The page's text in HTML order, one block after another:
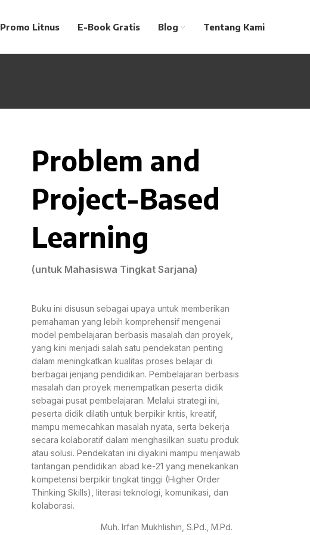
Promo Litnus E-Book Gratis Blog Tentang Kami
Problem and
Project-Based
Learning
(untuk Mahasiswa Tingkat Sarjana)
Buku ini disusun sebagai upaya untuk memberikan
pemahaman yang lebih komprehensif mengenai
model pembelajaran berbasis masalah dan proyek,
yang kini menjadi salah satu pendekatan penting
dalam meningkatkan kualitas proses belajar di
berbagai jenjang pendidikan. Pembelajaran berbasis
masalah dan proyek menempatkan peserta didik
sebagai pusat pembelajaran. Melalui strategi ini,
peserta didik dilatih untuk berpikir kritis, kreatif,
mampu memecahkan masalah nyata, serta bekerja
secara kolaboratif dalam menghasilkan suatu produk
atau solusi. Pendekatan ini diyakini mampu menjawab
tantangan pendidikan abad ke-21 yang menekankan
kompetensi berpikir tingkat tinggi (Higher Order
Thinking Skills), literasi teknologi, komunikasi, dan
kolaborasi.
Muh. Irfan Mukhlishin, S.Pd., M.Pd.